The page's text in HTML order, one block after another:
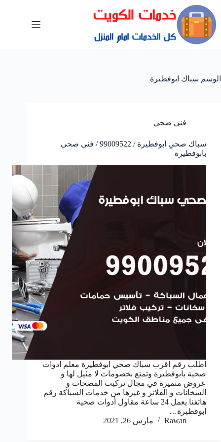
الوسم سباك ابوفطيرة
فني صحي
سباك صحي ابوفطيرة / 99009522 / فني صحي
بابوفطيرة
اطلب رقم اقرب سباك صحي ابوفطيرة معلم ادوات
صحية بابوفطيرة وتمتع بخصومات لا مثيل لها و
عروض متميزة في مجال تركيب المضخات و
السخانات و الفلاتر و غيرها من خدمات السباكة رقم
هاتفنا يعمل 24 ساعة مقاول أدوات صحية
ابوفطيرة…
Rawan
مارس 26, 2021